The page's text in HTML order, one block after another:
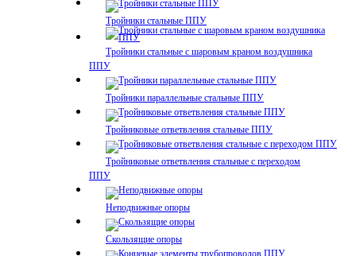
Тройники стальные ППУ
Тройники стальные с шаровым краном воздушника
ППУ
Тройники параллельные стальные ППУ
Тройниковые ответвления стальные ППУ
Тройниковые ответвления стальные с переходом
ППУ
Неподвижные опоры
Скользящие опоры